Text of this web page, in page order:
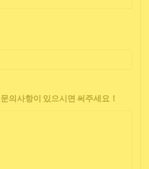
의사항이 있으시면 써주세요！